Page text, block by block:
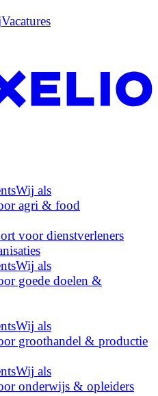
Vacatures
Wij als
agri & food
voor dienstverleners
Wij als
goede doelen &
Wij als
groothandel & productie
Wij als
onderwijs & opleiders